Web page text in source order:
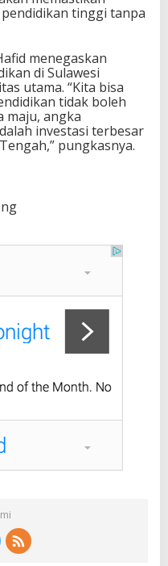
tinggi tanpa
menegaskan
di Sulawesi
utama. “Kita bisa
tidak boleh
maju, angka
investasi terbesar
pungkasnya.